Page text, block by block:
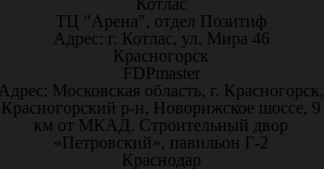
Котлас
ТЦ "Арена", отдел Позитиф
Адрес: г. Котлас, ул. Мира 46
Красногорск
FDPmaster
Московская область, г. Красногорск,
Красногорский р-н, Новорижское шоссе, 9
км от МКАД. Строительный двор
«Петровский», павильон Г-2
Краснодар